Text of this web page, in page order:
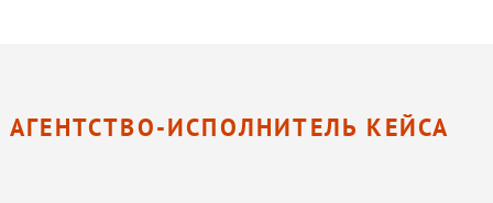
АГЕНТСТВО-ИСПОЛНИТЕЛЬ КЕЙСА